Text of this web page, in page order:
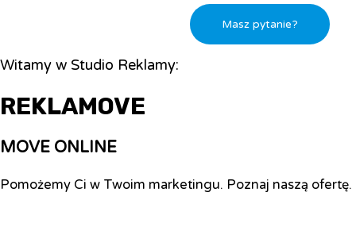
Masz pytanie?
Witamy w Studio Reklamy:
REKLAMOVE
MOVE ONLINE
Pomożemy Ci w Twoim marketingu. Poznaj naszą ofertę.